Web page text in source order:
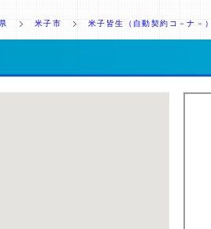
供を行っています。
米子市 米子皆生（自動契約コ－ナ－）